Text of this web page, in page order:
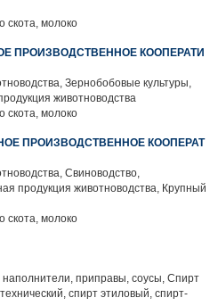
скота, молоко
ПРОИЗВОДСТВЕННОЕ КООПЕРАТИ
Зернобобовые культуры,
животноводства
скота, молоко
ПРОИЗВОДСТВЕННОЕ КООПЕРАТ
Свиноводство,
продукция животноводства, Крупный
скота, молоко
приправы, соусы, Спирт
спирт этиловый, спирт-